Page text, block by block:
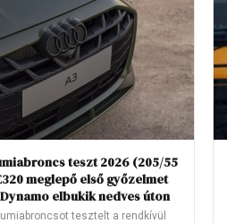
teszt 2026 (205/55
meglepő első győzelmet
elbukik nedves úton
tesztelt a rendkívül